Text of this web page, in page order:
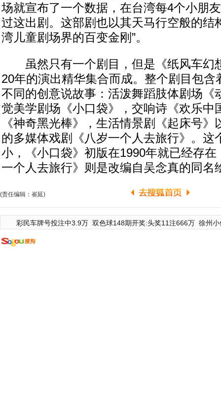
场就宣布了一个数据，在台湾每4个小朋
过这出剧。这部剧也以其天马行空般的结
湾儿童剧场界的百变金刚”。
虽然只有一个剧目，但是《纸风车幻
20年的演出精华集合而成。整个剧目包含
不同的创意说故事：活泼舞蹈肢体剧场《
觉美学剧场《小口袋》，交响诗《欢乐中
《神奇黑光棒》，生活情景剧《起床号》
的多媒体戏剧《八岁一个人去旅行》。这
小，《小口袋》初版在1990年就已经存
一个人去旅行》则是改编自吴念真的同名
(责任编辑：崔延)
彩民车牌号投注中3.9万 双色球148期开奖:头奖11注666万 徐州